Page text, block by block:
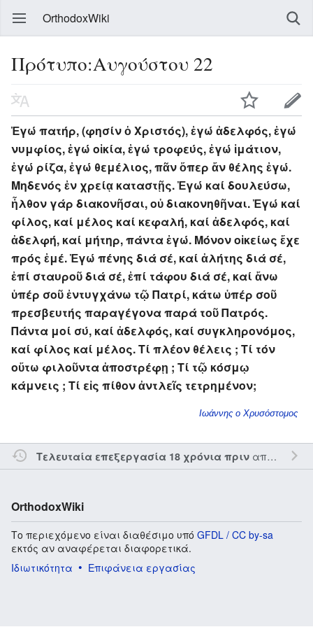
OrthodoxWiki
Πρότυπο:Αυγούστου 22
Ἐγώ πατήρ, (φησίν ὁ Χριστός), ἐγώ ἀδελφός, ἐγώ
νυμφίος, ἐγώ οἰκία, ἐγώ τροφεύς, ἐγώ ἱμάτιον,
ἐγώ ρίζα, ἐγώ θεμέλιος, πᾶν ὅπερ ἄν θέλης ἐγώ.
Μηδενός ἐν χρείᾳ καταστῇς. Ἐγώ καί δουλεύσω,
ἦλθον γάρ διακονῆσαι, οὐ διακονηθῆναι. Ἐγώ καί
φίλος, καί μέλος καί κεφαλή, καί ἀδελφός, καί
ἀδελφή, καί μήτηρ, πάντα ἐγώ. Μόνον οἰκείως ἔχε
πρός ἐμέ. Ἐγώ πένης διά σέ, καί ἀλήτης διά σέ,
ἐπί σταυροῦ διά σέ, ἐπί τάφου διά σέ, καί ἄνω
ὑπέρ σοῦ ἐντυγχάνω τῷ Πατρί, κάτω ὑπέρ σοῦ
πρεσβευτής παραγέγονα παρά τοῦ Πατρός.
Πάντα μοί σύ, καί ἀδελφός, καί συγκληρονόμος,
καί φίλος καί μέλος. Τί πλέον θέλεις ; Τί τόν
οὕτω φιλοῦντα ἀποστρέφῃ ; Τί τῷ κόσμῳ
κάμνεις ; Τί εἰς πίθον ἀντλεῖς τετρημένον;
Ιωάννης ο Χρυσόστομος
Τελευταία επεξεργασία 18 χρόνια πριναπό τον την
OrthodoxWiki
Το περιεχόμενο είναι διαθέσιμο υπό GFDL / CC by-sa
εκτός αν αναφέρεται διαφορετικά.
Ιδιωτικότητα
Επιφάνεια εργασίας